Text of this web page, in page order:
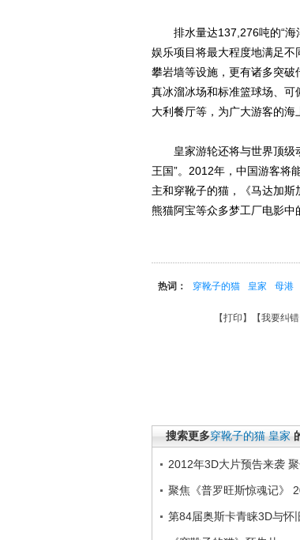
排水量达137,276吨的“海
娱乐项目将最大程度地满足
攀岩墙等设施，更有诸多突
真冰溜冰场和标准篮球场、
大利餐厅等，为广大游客的海
皇家游轮还将与世界顶级动
王国”。2012年，中国游客将
主和穿靴子的猫，《马达加
熊猫阿宝等众多梦工厂电影中
热词： 穿靴子的猫 皇家 母港
【打印 】【我要纠错
搜索更多穿靴子的猫 皇家
2012年3D大片预告来袭
聚焦《普罗旺斯惊魂记》
第84届奥斯卡青睐3D与怀